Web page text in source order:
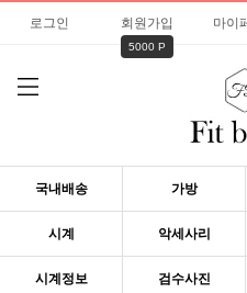
로그인 회원가입
5000 P
마이
국내배송 가방
시계 악세사리
시계정보 검수사진